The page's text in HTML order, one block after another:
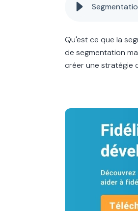
Qu'est ce que la
de segmentation
créer une stratégie